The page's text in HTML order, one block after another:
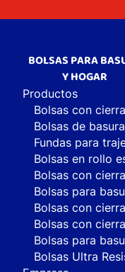
BOLSAS PARA
Y HOGAR
Productos
Bolsas con
Bolsas de
Fundas para
Bolsas en rollo
Bolsas con
Bolsas para
Bolsas con
Bolsas con
Bolsas para
Bolsas Ultra